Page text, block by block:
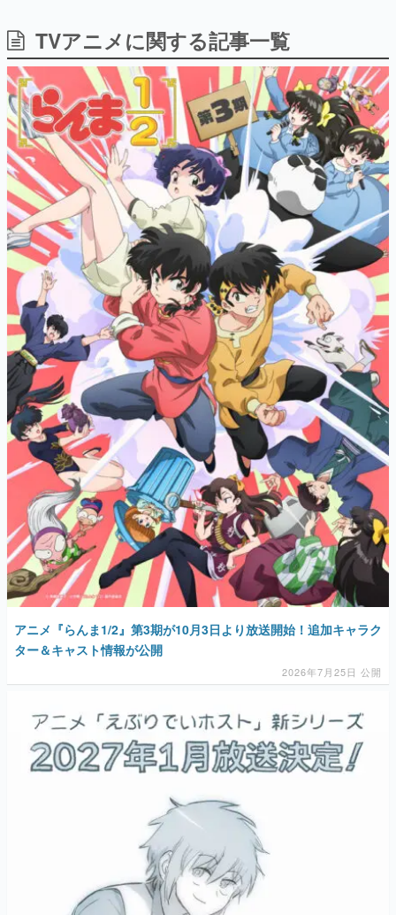
ゲーム開発者・hamatsu氏がゲームの魅力を画面や操作の
具体的な形から解き明かしていく、硬派で骨太な評論連載
です。
ゲームが変えた日本語
「経験値」「裏技」「ラスボス」… ゲームにまつわる言葉
の起源や用法の変遷を、コンピューター文化史研究家・タ
イニーP氏が徹底調査。
カテゴリ
特集記事
マンガ
女性向け
アプリレビュー
その他
電ファミニコゲーマーとは？
運営：株式会社マレ
TVアニメに関する記事一覧
アニメ『らんま1/2』第3期が10月3日より放送開始！追加キャラク
ター＆キャスト情報が公開
2026年7月25日 公開